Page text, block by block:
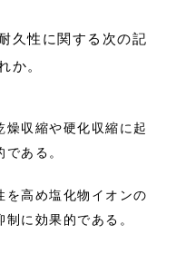
久性に関する次の記
か。
燥収縮や硬化収縮に起
ある。
を高め塩化物イオンの
に効果的である。